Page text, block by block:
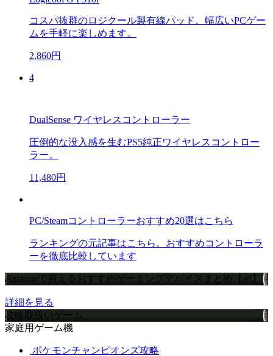
コスパ抜群のロジクール製有線パッド。幅広いPCゲー
ムを手軽に楽しめます。
2,860円
4
DualSense ワイヤレスコントローラー
圧倒的な没入感を生むPS5純正ワイヤレスコントロー
ラー。
11,480円
PC/Steamコントローラーおすすめ20選はこちら
ランキングの元記事はこちら。おすすめコントローラ
ーを徹底比較しています
Amazonで買えるおすすめゲーミングデバイスまとめ【ad】
詳細を見る
攻略取扱いゲーム
家庭用ゲーム機
ポケモンチャンピオンズ攻略